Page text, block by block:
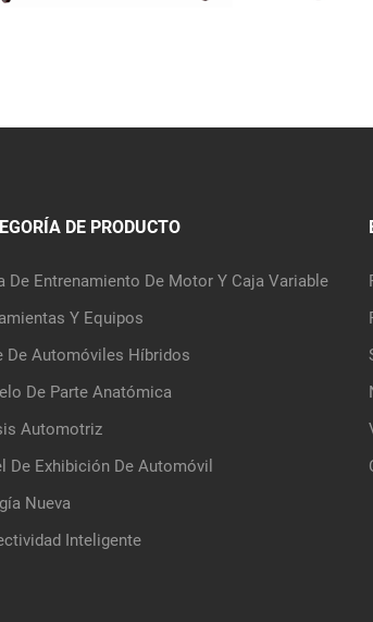
DE PRODUCTO
De Entrenamiento De Motor Y Caja Variable
Y Equipos
De Automóviles Híbridos
De Parte Anatómica
Automotriz
De Exhibición De Automóvil
Nueva
Inteligente